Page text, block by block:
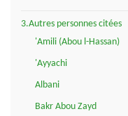
3.Autres personnes citées
'Amili (Abou l-Hassan)
'Ayyachi
Albani
Bakr Abou Zayd